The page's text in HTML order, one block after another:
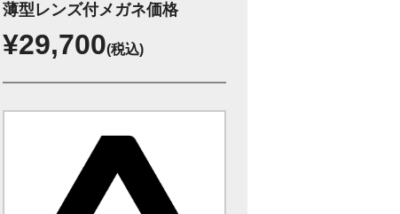
薄型レンズ付メガネ価格
¥29,700(税込)